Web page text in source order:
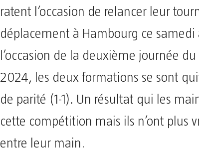
ratent l’occasion de relancer leur
déplacement à Hambourg ce samedi
l’occasion de la deuxième journée du
2024, les deux formations se sont
de parité (1-1). Un résultat qui les
cette compétition mais ils n’ont plus
entre leur main.